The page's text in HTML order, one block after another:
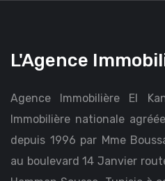
L'Agence
Agence Immobilière El
Immobilière nationale
depuis 1996 par Mme
au boulevard 14 Janvier